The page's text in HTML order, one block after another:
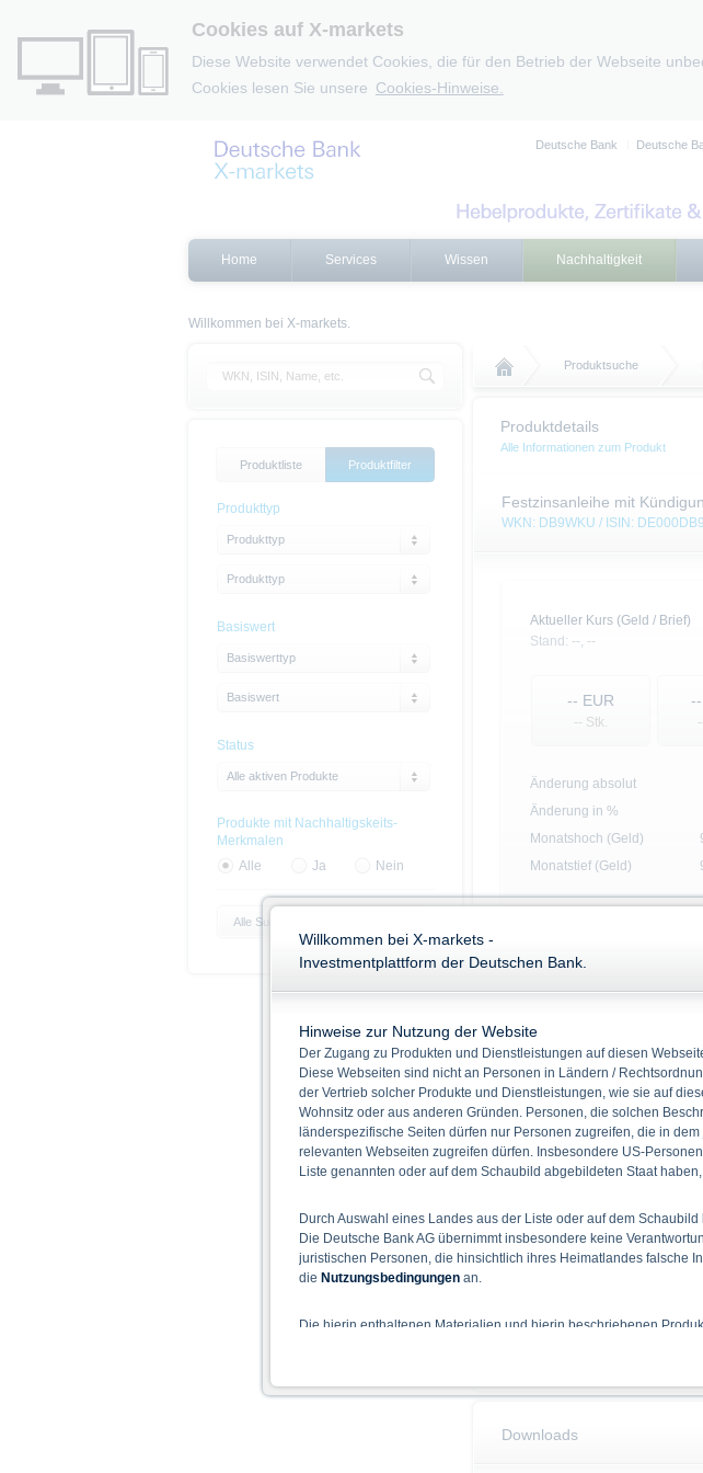
Cookies auf X-markets
Diese Website verwendet Cookies, die für den Betrieb der Webseite
Cookies lesen Sie unsere Cookies-Hinweise.
Deutsche Bank Deutsche
Home Services Wissen Nachhaltigkeit
Willkommen bei X-markets.
Produktsuche
Produktdetails
Alle Informationen zum Produkt
Festzinsanleihe mit
WKN: DB9WKU / ISIN:
Aktueller Kurs (Geld / Brief)
Stand: --, --
-- EUR
-- Stk.
--
Änderung absolut
Änderung in %
Monatshoch (Geld)
Monatstief (Geld)
Stammdaten
WKN
ISIN
Quanto
Bezugsverhältnis
Basiswert
Laufzeit
Downloads
Produktliste Produktfilter
Produkttyp
Produkttyp
Produkttyp
Basiswert
Basiswerttyp
Basiswert
Status
Alle aktiven Produkte
Produkte mit Nachhaltigskeits-
Merkmalen
Alle
Ja Nein
Alle Suchparameter zurücksetzen
Willkommen bei X-markets -
Investmentplattform der Deutschen Bank.
Hinweise zur Nutzung der Website
Der Zugang zu Produkten und Dienstleistungen auf diesen
Diese Webseiten sind nicht an Personen in Ländern /
der Vertrieb solcher Produkte und Dienstleistungen, wie sie auf
Wohnsitz oder aus anderen Gründen. Personen, die solchen
länderspezifische Seiten dürfen nur Personen zugreifen, die in
relevanten Webseiten zugreifen dürfen. Insbesondere US-
Liste genannten oder auf dem Schaubild abgebildeten Staat
Durch Auswahl eines Landes aus der Liste oder auf dem
Die Deutsche Bank AG übernimmt insbesondere keine
juristischen Personen, die hinsichtlich ihres Heimatlandes falsche
die Nutzungsbedingungen an.
Die hierin enthaltenen Materialien und hierin beschriebenen
Der Zugang zu auf diesen Webseiten erhältlichen Informationen
Die auf der X-markets Website enthaltenen Angaben stellen